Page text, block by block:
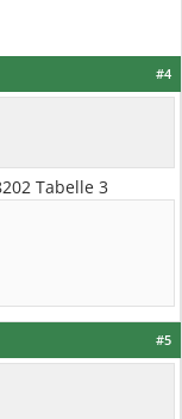
#4
Tabelle 3
#5